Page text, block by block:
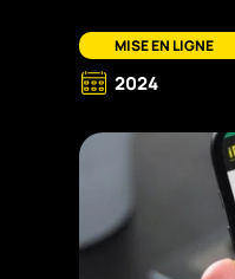
MISE EN LIGNE
2024